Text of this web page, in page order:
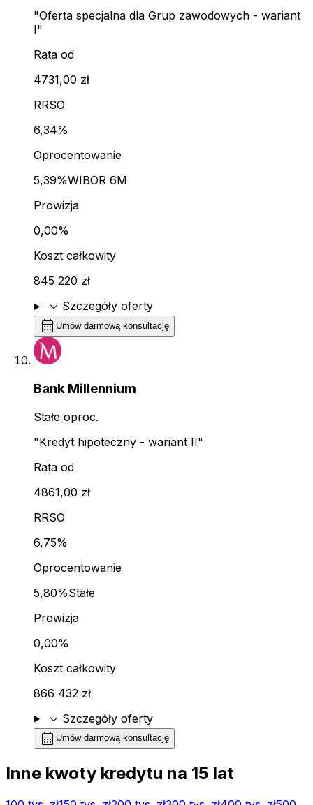
"Oferta specjalna dla Grup zawodowych - wariant
I"
Rata od
4731,00 zł
RRSO
6,34%
Oprocentowanie
5,39%WIBOR 6M
Prowizja
0,00%
Koszt całkowity
845 220 zł
expand_more Szczegóły oferty
calendar_month Umów darmową konsultację
Bank Millennium
Stałe oproc.
"Kredyt hipoteczny - wariant II"
Rata od
4861,00 zł
RRSO
6,75%
Oprocentowanie
5,80%Stałe
Prowizja
0,00%
Koszt całkowity
866 432 zł
expand_more Szczegóły oferty
calendar_month Umów darmową konsultację
Inne kwoty kredytu na 15 lat